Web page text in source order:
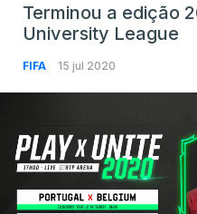
Terminou a edição
University League
FIFA 15 jul 2020